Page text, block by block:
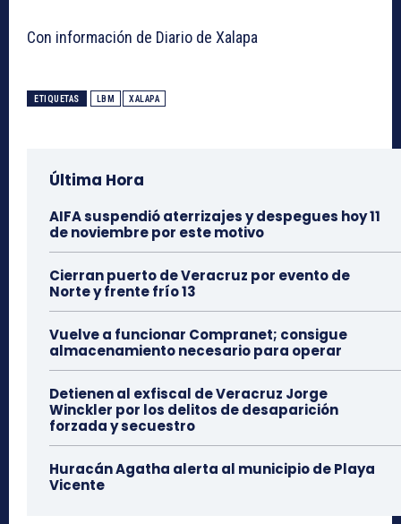
Con información de Diario de Xalapa
ETIQUETAS LBM XALAPA
Última Hora
AIFA suspendió aterrizajes y despegues hoy 11
de noviembre por este motivo
Cierran puerto de Veracruz por evento de
Norte y frente frío 13
Vuelve a funcionar Compranet; consigue
almacenamiento necesario para operar
Detienen al exfiscal de Veracruz Jorge
Winckler por los delitos de desaparición
forzada y secuestro
Huracán Agatha alerta al municipio de Playa
Vicente